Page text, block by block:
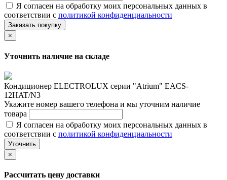
Я согласен на обработку моих персональных данных в
соответствии с политикой конфиденциальности
Заказать покупку
×
Уточнить наличие на складе
Кондиционер ELECTROLUX серии "Atrium" EACS-
12HAT/N3
Укажите номер вашего телефона и мы уточним наличие
товара
Я согласен на обработку моих персональных данных в
соответствии с политикой конфиденциальности
Уточнить
×
Рассчитать цену доставки